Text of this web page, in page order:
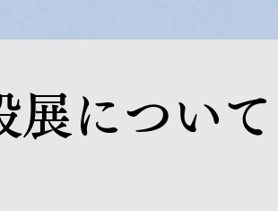
展について